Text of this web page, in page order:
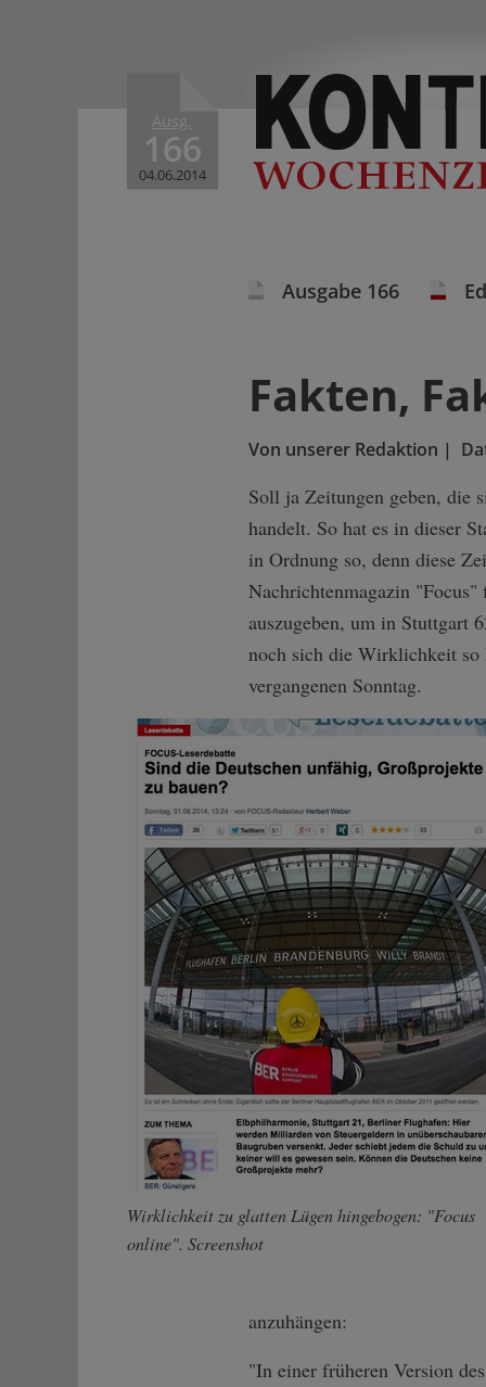
Ausg.
166
04.06.2014
Ausgabe 166
Fakten,
Von unserer Redaktion |
Soll ja Zeitungen geben, die
handelt. So hat es in dieser
in Ordnung so, denn diese
Nachrichtenmagazin "Focus"
auszugeben, um in Stuttgart
noch sich die Wirklichkeit so
vergangenen Sonntag.
Wirklichkeit zu glatten Lügen hingebogen: "Focus
online". Screenshot
anzuhängen:
"In einer früheren Version